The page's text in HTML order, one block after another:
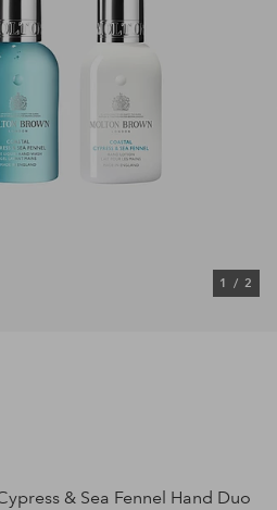
1 / 2
& Sea Fennel Hand Duo